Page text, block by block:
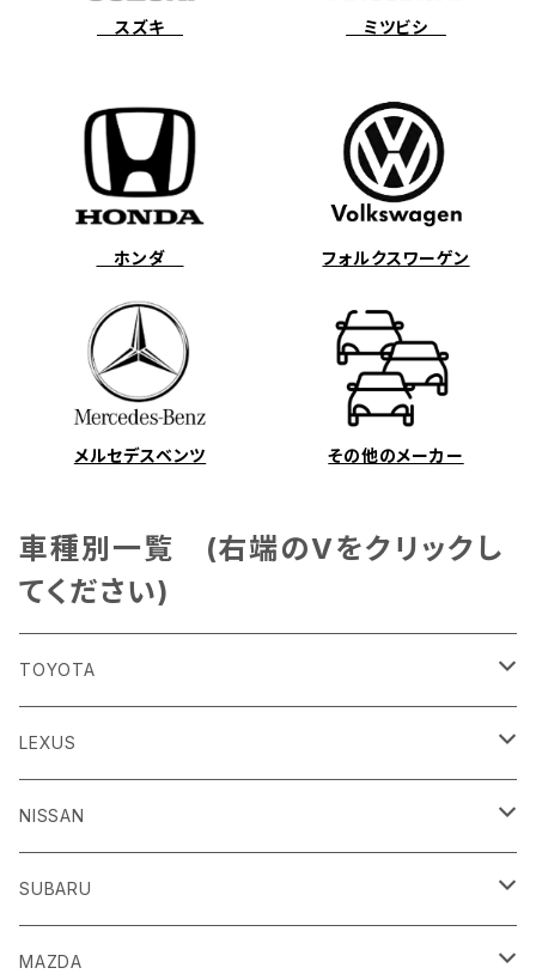
スズキ ミツビシ
ホンダ フォルクスワーゲン
メルセデスベンツ その他のメーカー
車種別一覧 (右端のVをクリックし
てください)
TOYOTA
86
H24/4～R3/8 ZN6
GR86
R3/10～ ZN8
ｂＢ
H17/12～H28/8 20系
ｂZ４X
LEXUS
ＣＴ
H23/1～R4/11
ＥＳ
H30/10～
ＧＳ
NISSAN
ＡＤ
H18/12～ Y12
ＧＴ－Ｒ
SUBARU
ＢＲＺ
MAZDA